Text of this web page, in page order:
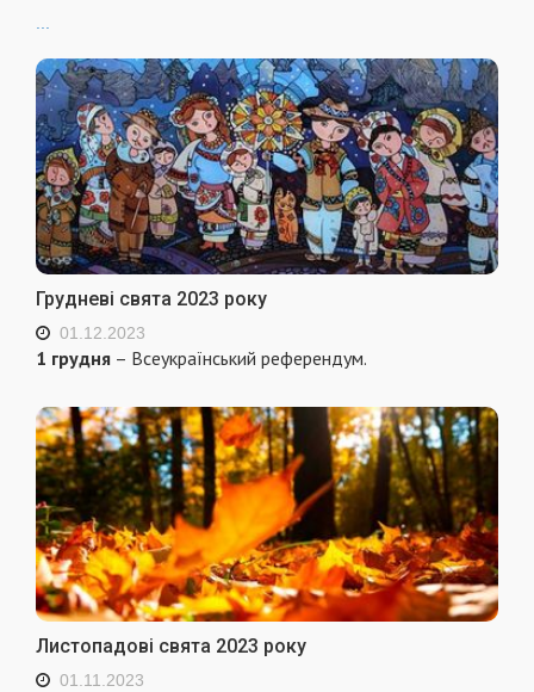
...
Грудневі свята 2023 року
01.12.2023
1 грудня – Всеукраїнський референдум.
Листопадові свята 2023 року
01.11.2023